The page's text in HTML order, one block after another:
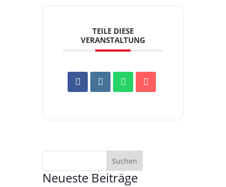
TEILE DIESE
VERANSTALTUNG
Neueste Beiträge